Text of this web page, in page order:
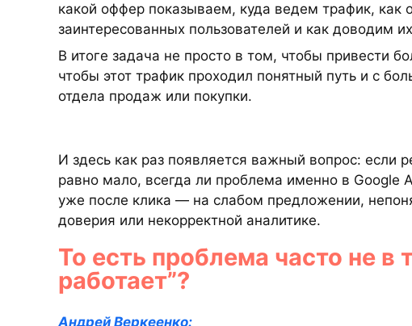
какой оффер показываем, куда ведем трафик,
заинтересованных пользователей и как доводим
В итоге задача не просто в том, чтобы привести
чтобы этот трафик проходил понятный путь и с
отдела продаж или покупки.
И здесь как раз появляется важный вопрос: если
равно мало, всегда ли проблема именно в Google
уже после клика — на слабом предложении,
доверия или некорректной аналитике.
То есть проблема часто не в
работает”?
Андрей Веркеенко: